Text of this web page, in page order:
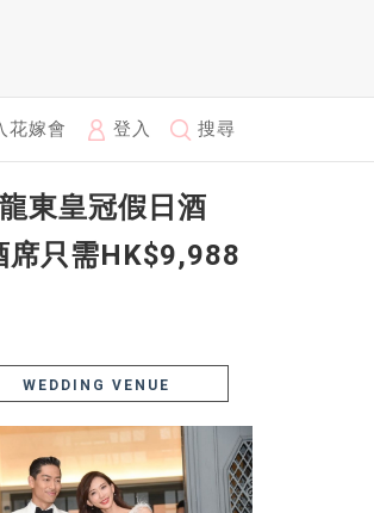
花嫁會 登入 搜尋
東皇冠假日酒
席只需HK$9,988
WEDDING VENUE